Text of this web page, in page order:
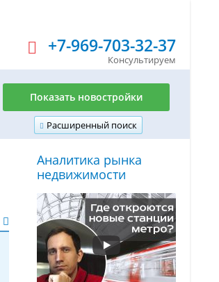
+7-969-703-32-37
Консультируем
Расширенный поиск
Показать новостройки
Аналитика рынка
недвижимости